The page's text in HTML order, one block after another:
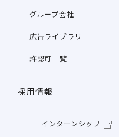
グループ会社
広告ライブラリ
許認可一覧
採用情報
インターンシップ